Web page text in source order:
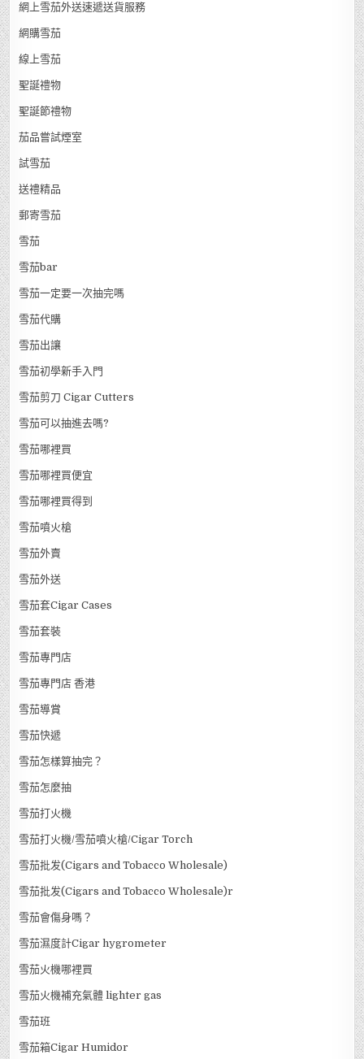
網上雪茄外送速遞送貨服務
網購雪茄
線上雪茄
聖誕禮物
聖誕節禮物
茄品嘗試煙室
試雪茄
送禮精品
郵寄雪茄
雪茄
雪茄bar
雪茄一定要一次抽完嗎
雪茄代購
雪茄出讓
雪茄初學新手入門
雪茄剪刀 Cigar Cutters
雪茄可以抽進去嗎?
雪茄哪裡買
雪茄哪裡買便宜
雪茄哪裡買得到
雪茄噴火槍
雪茄外賣
雪茄外送
雪茄套Cigar Cases
雪茄套裝
雪茄專門店
雪茄專門店 香港
雪茄導賞
雪茄快遞
雪茄怎樣算抽完？
雪茄怎麼抽
雪茄打火機
雪茄打火機/雪茄噴火槍/Cigar Torch
雪茄批发(Cigars and Tobacco Wholesale)
雪茄批发(Cigars and Tobacco Wholesale)r
雪茄會傷身嗎？
雪茄濕度計Cigar hygrometer
雪茄火機哪裡買
雪茄火機補充氣體 lighter gas
雪茄班
雪茄箱Cigar Humidor